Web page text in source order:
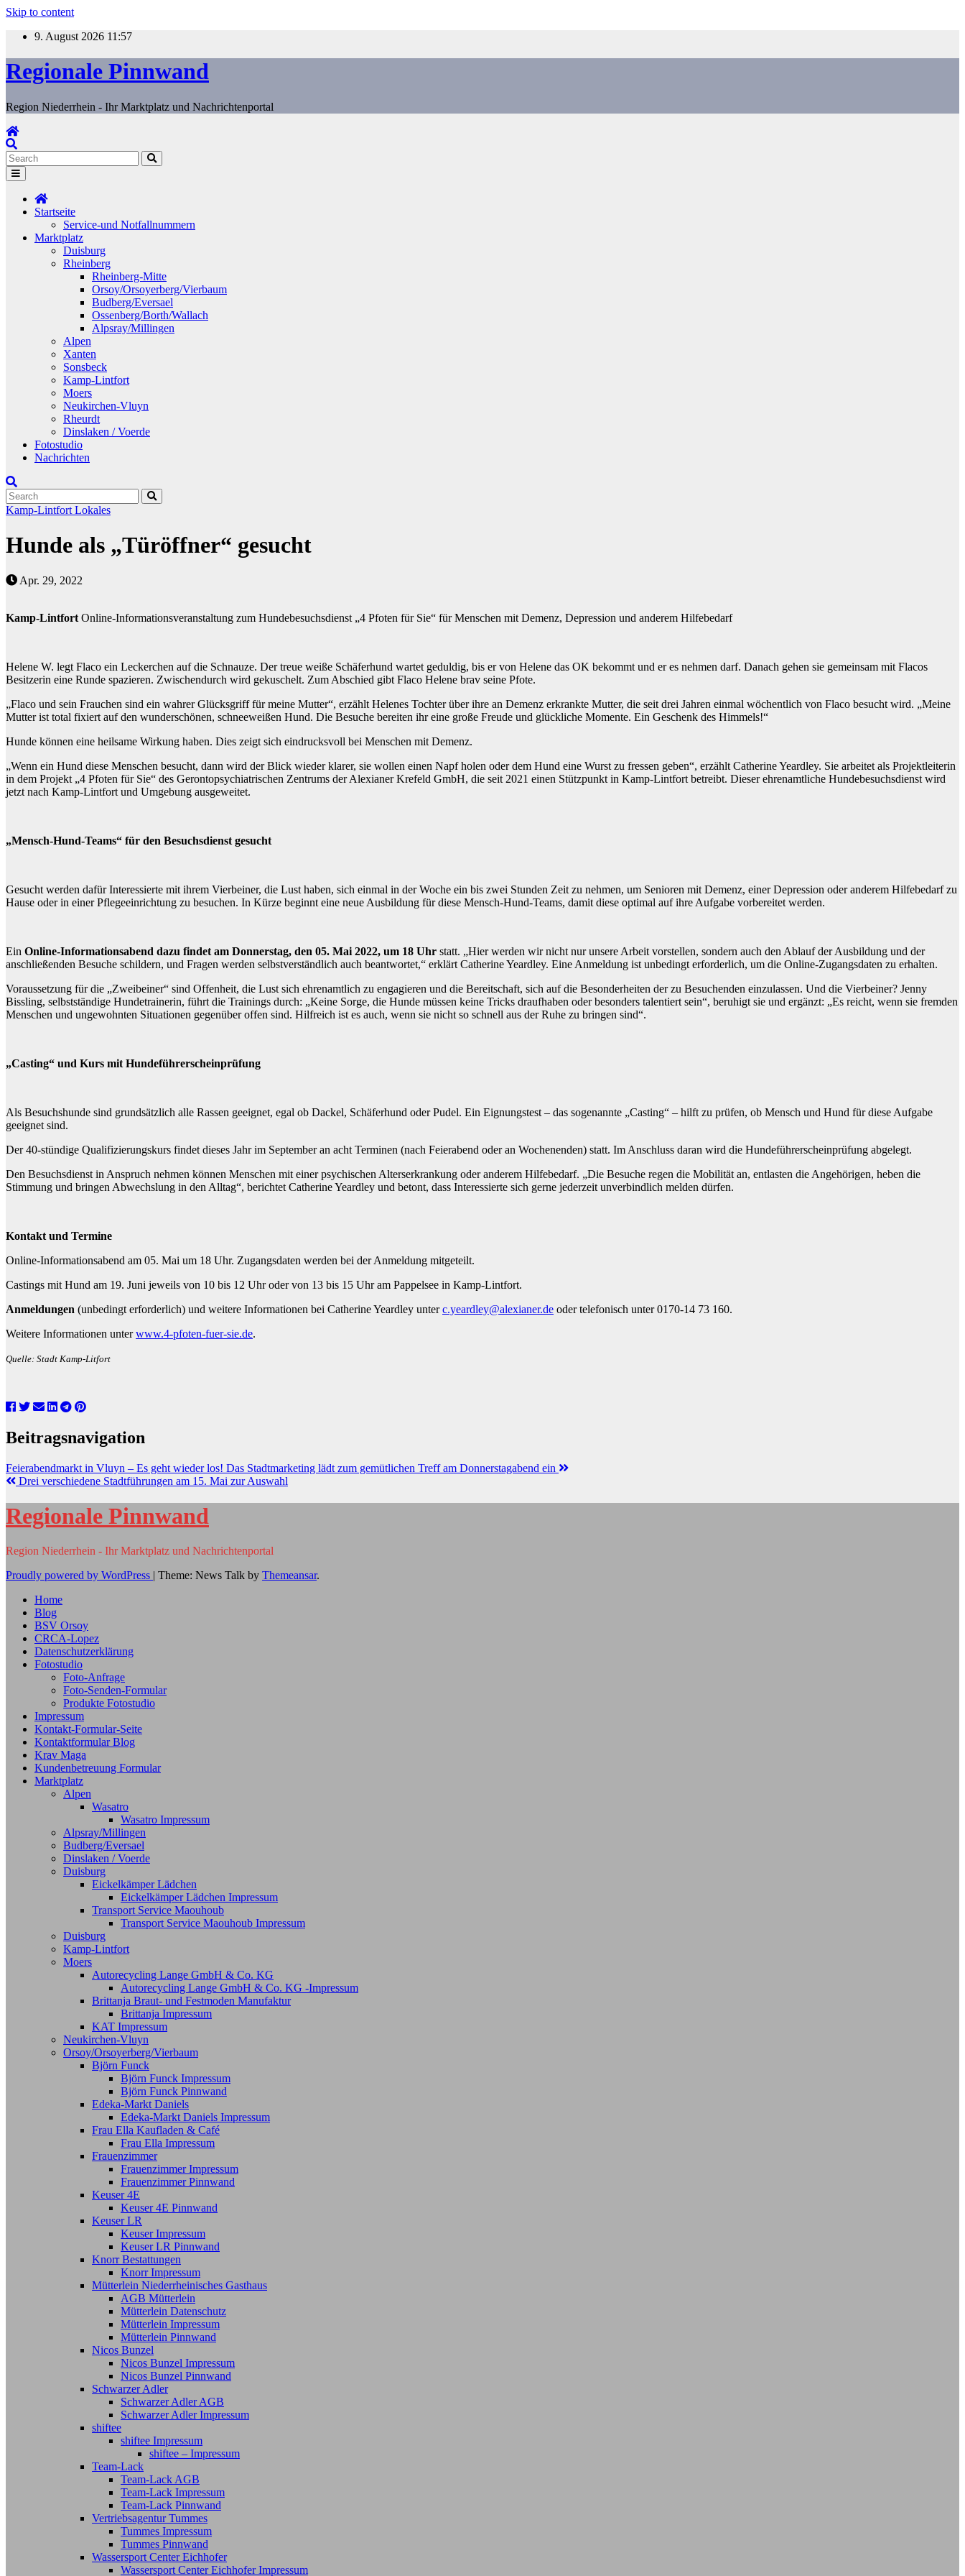
Skip to content
9. August 2026 11:57
Regionale Pinnwand
Region Niederrhein - Ihr Marktplatz und Nachrichtenportal
Startseite
Service-und Notfallnummern
Marktplatz
Duisburg
Rheinberg
Rheinberg-Mitte
Orsoy/Orsoyerberg/Vierbaum
Budberg/Eversael
Ossenberg/Borth/Wallach
Alpsray/Millingen
Alpen
Xanten
Sonsbeck
Kamp-Lintfort
Moers
Neukirchen-Vluyn
Rheurdt
Dinslaken / Voerde
Fotostudio
Nachrichten
Kamp-Lintfort Lokales
Hunde als „Türöffner“ gesucht
Apr. 29, 2022
Kamp-Lintfort Online-Informationsveranstaltung zum Hundebesuchsdienst „4 Pfoten für Sie“ für Menschen mit Demenz, Depression und anderem Hilfebedarf
Helene W. legt Flaco ein Leckerchen auf die Schnauze. Der treue weiße Schäferhund wartet geduldig, bis er von Helene das OK bekommt und er es nehmen darf. Danach gehen sie gemeinsam mit Flacos
Besitzerin eine Runde spazieren. Zwischendurch wird gekuschelt. Zum Abschied gibt Flaco Helene brav seine Pfote.
„Flaco und sein Frauchen sind ein wahrer Glücksgriff für meine Mutter“, erzählt Helenes Tochter über ihre an Demenz erkrankte Mutter, die seit drei Jahren einmal wöchentlich von Flaco besucht wird. „Meine
Mutter ist total fixiert auf den wunderschönen, schneeweißen Hund. Die Besuche bereiten ihr eine große Freude und glückliche Momente. Ein Geschenk des Himmels!“
Hunde können eine heilsame Wirkung haben. Dies zeigt sich eindrucksvoll bei Menschen mit Demenz.
„Wenn ein Hund diese Menschen besucht, dann wird der Blick wieder klarer, sie wollen einen Napf holen oder dem Hund eine Wurst zu fressen geben“, erzählt Catherine Yeardley. Sie arbeitet als Projektleiterin
in dem Projekt „4 Pfoten für Sie“ des Gerontopsychiatrischen Zentrums der Alexianer Krefeld GmbH, die seit 2021 einen Stützpunkt in Kamp-Lintfort betreibt. Dieser ehrenamtliche Hundebesuchsdienst wird
jetzt nach Kamp-Lintfort und Umgebung ausgeweitet.
„Mensch-Hund-Teams“ für den Besuchsdienst gesucht
Gesucht werden dafür Interessierte mit ihrem Vierbeiner, die Lust haben, sich einmal in der Woche ein bis zwei Stunden Zeit zu nehmen, um Senioren mit Demenz, einer Depression oder anderem Hilfebedarf zu
Hause oder in einer Pflegeeinrichtung zu besuchen. In Kürze beginnt eine neue Ausbildung für diese Mensch-Hund-Teams, damit diese optimal auf ihre Aufgabe vorbereitet werden.
Ein Online-Informationsabend dazu findet am Donnerstag, den 05. Mai 2022, um 18 Uhr statt. „Hier werden wir nicht nur unsere Arbeit vorstellen, sondern auch den Ablauf der Ausbildung und der
anschließenden Besuche schildern, und Fragen werden selbstverständlich auch beantwortet,“ erklärt Catherine Yeardley. Eine Anmeldung ist unbedingt erforderlich, um die Online-Zugangsdaten zu erhalten.
Voraussetzung für die „Zweibeiner“ sind Offenheit, die Lust sich ehrenamtlich zu engagieren und die Bereitschaft, sich auf die Besonderheiten der zu Besuchenden einzulassen. Und die Vierbeiner? Jenny
Bissling, selbstständige Hundetrainerin, führt die Trainings durch: „Keine Sorge, die Hunde müssen keine Tricks draufhaben oder besonders talentiert sein“, beruhigt sie und ergänzt: „Es reicht, wenn sie fremden
Menschen und ungewohnten Situationen gegenüber offen sind. Hilfreich ist es auch, wenn sie nicht so schnell aus der Ruhe zu bringen sind“.
„Casting“ und Kurs mit Hundeführerscheinprüfung
Als Besuchshunde sind grundsätzlich alle Rassen geeignet, egal ob Dackel, Schäferhund oder Pudel. Ein Eignungstest – das sogenannte „Casting“ – hilft zu prüfen, ob Mensch und Hund für diese Aufgabe
geeignet sind.
Der 40-stündige Qualifizierungskurs findet dieses Jahr im September an acht Terminen (nach Feierabend oder an Wochenenden) statt. Im Anschluss daran wird die Hundeführerscheinprüfung abgelegt.
Den Besuchsdienst in Anspruch nehmen können Menschen mit einer psychischen Alterserkrankung oder anderem Hilfebedarf. „Die Besuche regen die Mobilität an, entlasten die Angehörigen, heben die
Stimmung und bringen Abwechslung in den Alltag“, berichtet Catherine Yeardley und betont, dass Interessierte sich gerne jederzeit unverbindlich melden dürfen.
Kontakt und Termine
Online-Informationsabend am 05. Mai um 18 Uhr. Zugangsdaten werden bei der Anmeldung mitgeteilt.
Castings mit Hund am 19. Juni jeweils von 10 bis 12 Uhr oder von 13 bis 15 Uhr am Pappelsee in Kamp-Lintfort.
Anmeldungen (unbedingt erforderlich) und weitere Informationen bei Catherine Yeardley unterc.yeardley@alexianer.de oder telefonisch unter 0170-14 73 160.
Weitere Informationen unterwww.4-pfoten-fuer-sie.de.
Quelle: Stadt Kamp-Litfort
Beitragsnavigation
Feierabendmarkt in Vluyn – Es geht wieder los! Das Stadtmarketing lädt zum gemütlichen Treff am Donnerstagabend ein
Drei verschiedene Stadtführungen am 15. Mai zur Auswahl
Regionale Pinnwand
Region Niederrhein - Ihr Marktplatz und Nachrichtenportal
Proudly powered by WordPress | Theme: News Talk by Themeansar.
Home
Blog
BSV Orsoy
CRCA-Lopez
Datenschutzerklärung
Fotostudio
Foto-Anfrage
Foto-Senden-Formular
Produkte Fotostudio
Impressum
Kontakt-Formular-Seite
Kontaktformular Blog
Krav Maga
Kundenbetreuung Formular
Marktplatz
Alpen
Wasatro
Wasatro Impressum
Alpsray/Millingen
Budberg/Eversael
Dinslaken / Voerde
Duisburg
Eickelkämper Lädchen
Eickelkämper Lädchen Impressum
Transport Service Maouhoub
Transport Service Maouhoub Impressum
Duisburg
Kamp-Lintfort
Moers
Autorecycling Lange GmbH & Co. KG
Autorecycling Lange GmbH & Co. KG -Impressum
Brittanja Braut- und Festmoden Manufaktur
Brittanja Impressum
KAT Impressum
Neukirchen-Vluyn
Orsoy/Orsoyerberg/Vierbaum
Björn Funck
Björn Funck Impressum
Björn Funck Pinnwand
Edeka-Markt Daniels
Edeka-Markt Daniels Impressum
Frau Ella Kaufladen & Café
Frau Ella Impressum
Frauenzimmer
Frauenzimmer Impressum
Frauenzimmer Pinnwand
Keuser 4E
Keuser 4E Pinnwand
Keuser LR
Keuser Impressum
Keuser LR Pinnwand
Knorr Bestattungen
Knorr Impressum
Mütterlein Niederrheinisches Gasthaus
AGB Mütterlein
Mütterlein Datenschutz
Mütterlein Impressum
Mütterlein Pinnwand
Nicos Bunzel
Nicos Bunzel Impressum
Nicos Bunzel Pinnwand
Schwarzer Adler
Schwarzer Adler AGB
Schwarzer Adler Impressum
shiftee
shiftee Impressum
shiftee – Impressum
Team-Lack
Team-Lack AGB
Team-Lack Impressum
Team-Lack Pinnwand
Vertriebsagentur Tummes
Tummes Impressum
Tummes Pinnwand
Wassersport Center Eichhofer
Wassersport Center Eichhofer Impressum